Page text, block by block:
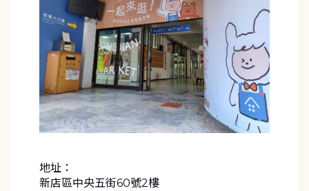
地址：
新店區中央五街60號2樓